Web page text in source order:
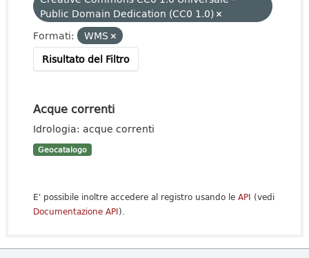
Public Domain Dedication (CC0 1.0)
Formati:
WMS
Risultato del Filtro
Acque correnti
Idrologia: acque correnti
Geocatalogo
E' possibile inoltre accedere al registro usando le API (vedi
Documentazione API).